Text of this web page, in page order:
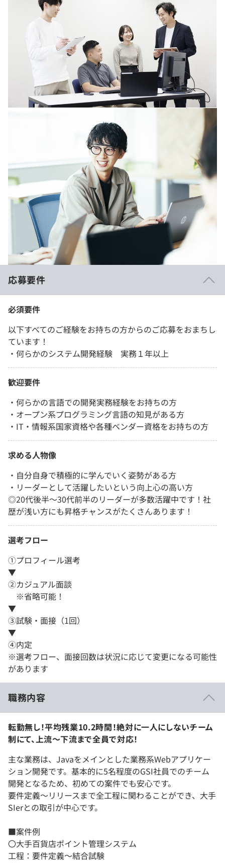
応募要件
必須要件
以下すべてのご経験をお持ちの方からのご応募をおまちし
ています！
・何らかのシステム開発経験 実務１年以上
歓迎要件
・何らかの言語での開発実務経験をお持ちの方
・オープン系プログラミング言語の知見がある方
・IT・情報系国家資格や各種ベンダー資格をお持ちの方
求める人物像
・自分自身で積極的に学んでいく姿勢がある方
・リーダーとして活躍したいという向上心の高い方
◎20代後半〜30代前半のリーダーが多数活躍中です！社
歴が浅い方にも昇格チャンスがたくさんあります！
選考フロー
①プロフィール選考
▼
②カジュアル面談
※省略可能！
▼
③試験・面接（1回）
▼
④内定
※選考フロー、面接回数は状況に応じて変更になる可能性
があります
職務内容
転勤無し！平均残業10.2時間！絶対に一人にしないチーム
制にて、上流～下流まで全員で対応！
主な業務は、Javaをメインとした業務系Webアプリケー
ション開発です。基本的に5名程度のGSI社員でのチーム
開発となるため、初めての案件でも安心です。
要件定義～リリースまで全工程に関わることができ、大手
SIerとの取引が中心です。
■案件例
〇大手百貨店ポイント管理システム
工程：要件定義～結合試験